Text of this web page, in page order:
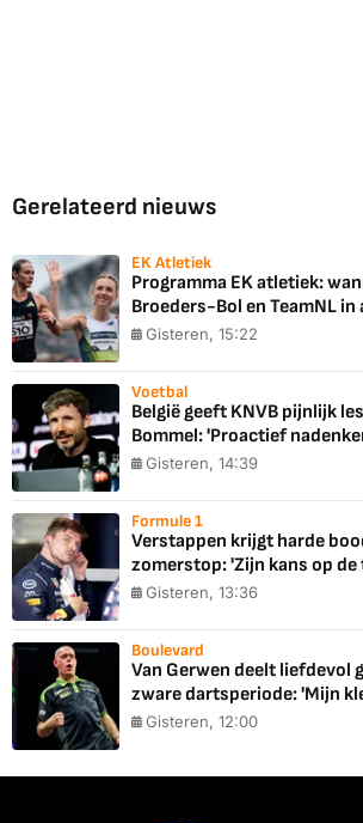
Gerelateerd nieuws
EK Atletiek
Programma EK atletiek:
Broeders-Bol en TeamNL in
Gisteren, 15:22
Voetbal
België geeft KNVB pijnlijk
Bommel: 'Proactief
Gisteren, 14:39
Formule 1
Verstappen krijgt harde
zomerstop: 'Zijn kans op
Gisteren, 13:36
Boulevard
Van Gerwen deelt liefdevol
zware dartsperiode: 'Mijn
Gisteren, 12:00